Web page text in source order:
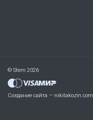
© Stern 2026
Создание сайта — nikitakozin.com